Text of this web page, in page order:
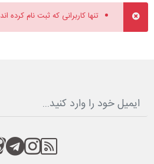
تنها کاربرانی که ثبت نام کرده
RSS
کانال